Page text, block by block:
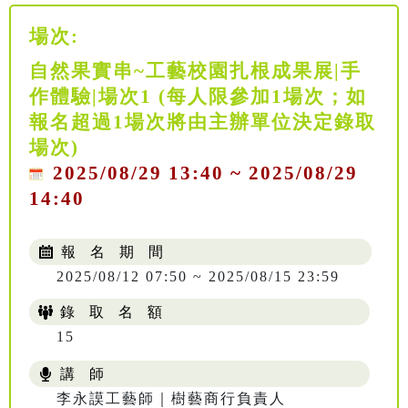
場次:
自然果實串~工藝校園扎根成果展|手
作體驗|場次1 (每人限參加1場次；如
報名超過1場次將由主辦單位決定錄取
場次)
2025/08/29 13:40 ~ 2025/08/29
14:40
報 名 期 間
2025/08/12 07:50 ~ 2025/08/15 23:59
錄 取 名 額
15
講 師
李永謨工藝師｜樹藝商行負責人